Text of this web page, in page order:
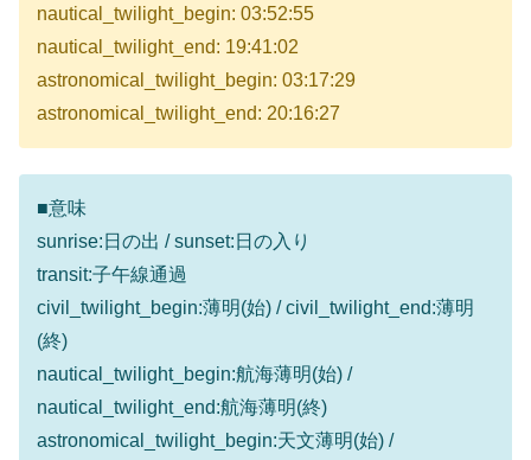
nautical_twilight_begin: 03:52:55
nautical_twilight_end: 19:41:02
astronomical_twilight_begin: 03:17:29
astronomical_twilight_end: 20:16:27
■意味
sunrise:日の出 / sunset:日の入り
transit:子午線通過
civil_twilight_begin:薄明(始) / civil_twilight_end:薄明
(終)
nautical_twilight_begin:航海薄明(始) /
nautical_twilight_end:航海薄明(終)
astronomical_twilight_begin:天文薄明(始) /